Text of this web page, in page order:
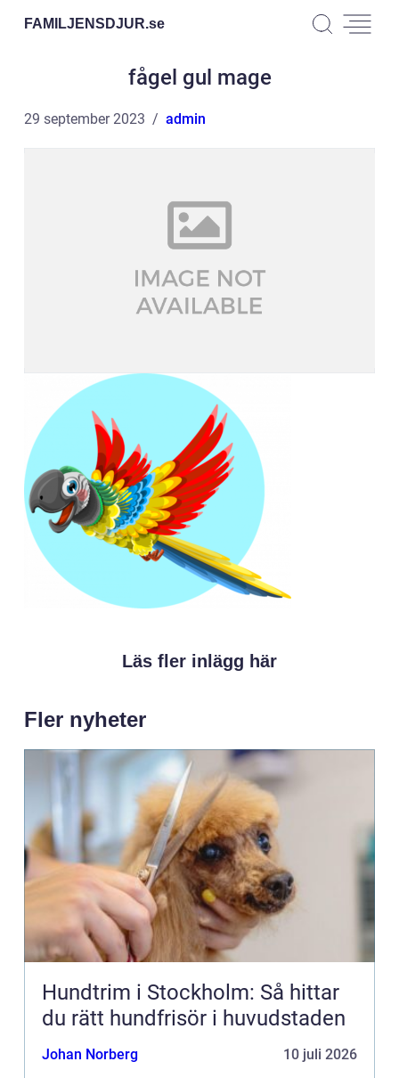
FAMILJENSDJUR.se
fågel gul mage
29 september 2023 admin
Läs fler inlägg här
Fler nyheter
Hundtrim i Stockholm: Så hittar
du rätt hundfrisör i huvudstaden
Johan Norberg 10 juli 2026